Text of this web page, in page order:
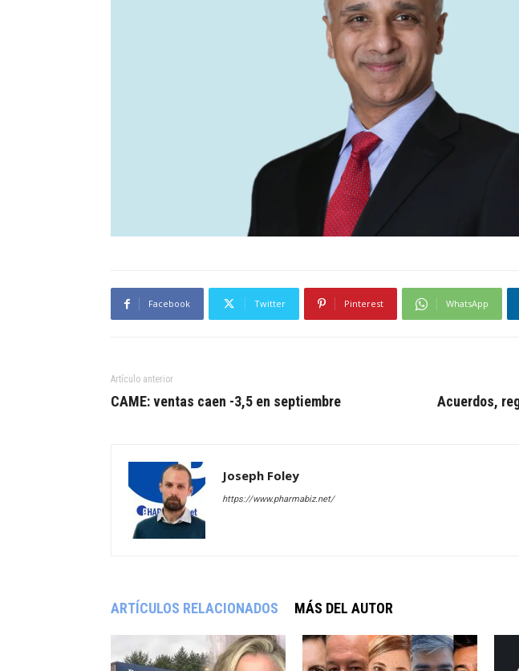
Facebook Twitter Pinterest WhatsApp
Artículo anterior
CAME: ventas caen -3,5 en septiembre Acuerdos,
Joseph Foley
https://www.pharmabiz.net/
ARTÍCULOS RELACIONADOS MÁS DEL AUTOR